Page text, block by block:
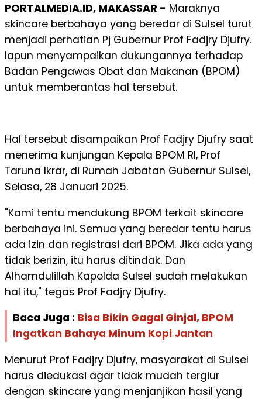
PORTALMEDIA.ID, MAKASSAR - Maraknya
skincare berbahaya yang beredar di Sulsel turut
menjadi perhatian Pj Gubernur Prof Fadjry Djufry.
Iapun menyampaikan dukungannya terhadap
Badan Pengawas Obat dan Makanan (BPOM)
untuk memberantas hal tersebut.
Hal tersebut disampaikan Prof Fadjry Djufry saat
menerima kunjungan Kepala BPOM RI, Prof
Taruna Ikrar, di Rumah Jabatan Gubernur Sulsel,
Selasa, 28 Januari 2025.
"Kami tentu mendukung BPOM terkait skincare
berbahaya ini. Semua yang beredar tentu harus
ada izin dan registrasi dari BPOM. Jika ada yang
tidak berizin, itu harus ditindak. Dan
Alhamdulillah Kapolda Sulsel sudah melakukan
hal itu," tegas Prof Fadjry Djufry.
Baca Juga : Bisa Bikin Gagal Ginjal, BPOM
Ingatkan Bahaya Minum Kopi Jantan
Menurut Prof Fadjry Djufry, masyarakat di Sulsel
harus diedukasi agar tidak mudah tergiur
dengan skincare yang menjanjikan hasil yang